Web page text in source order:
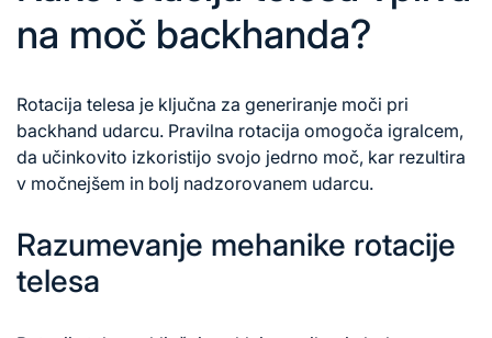
na moč backhanda?
Rotacija telesa je ključna za generiranje moči pri
backhand udarcu. Pravilna rotacija omogoča igralcem,
da učinkovito izkoristijo svojo jedrno moč, kar rezultira
v močnejšem in bolj nadzorovanem udarcu.
Razumevanje mehanike rotacije
telesa